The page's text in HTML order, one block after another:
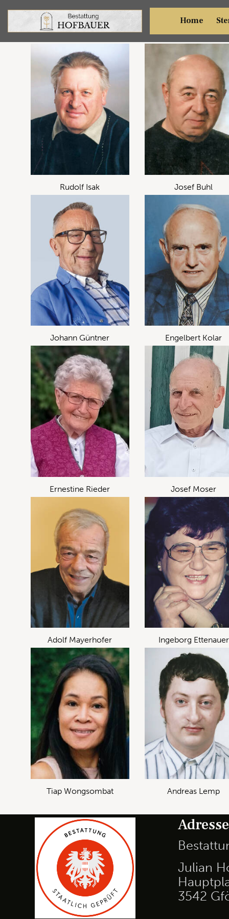
Home
Sterbefälle Dezember 2023
Rudolf Isak
Johann Güntner
Ernestine Rieder
Adolf Mayerhofer
Tiap Wongsombat
Josef Buhl
Engelbert Kolar
Josef Moser
Ingeborg Ettenauer
Andreas Lemp
Adresse
Julian
3542